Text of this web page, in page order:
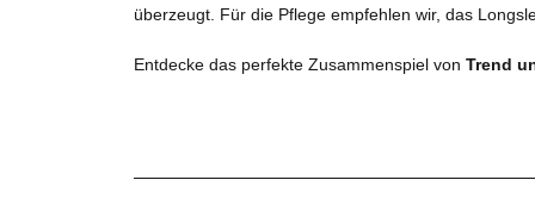
überzeugt. Für die Pflege empfehlen wir, das
Entdecke das perfekte Zusammenspiel von Trend